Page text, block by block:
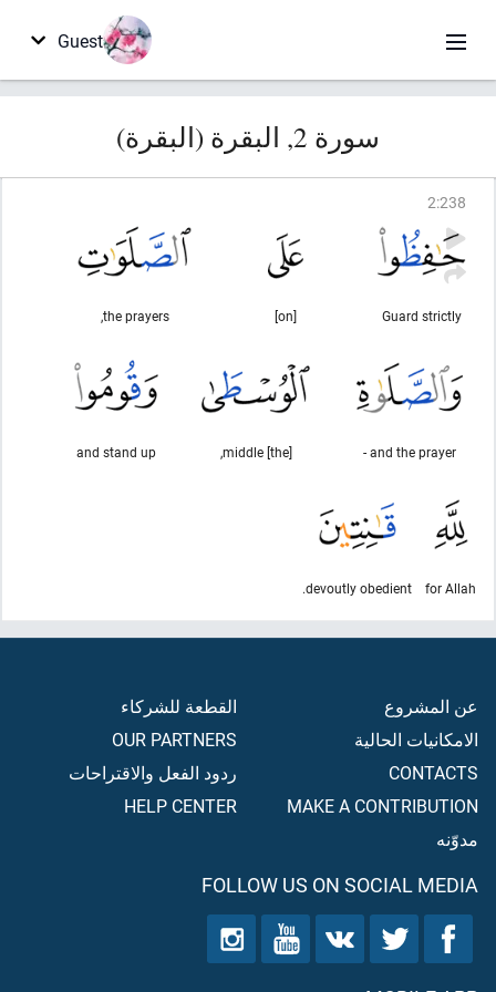
Guest
سورة 2, البقرة (البقرة)
2:238
Guard strictly
[on]
the prayers,
and the prayer -
[the] middle,
and stand up
for Allah
devoutly obedient.
عن المشروع
الامكانيات الحالية
CONTACTS
MAKE A CONTRIBUTION
مدوّنه
القطعة للشركاء
OUR PARTNERS
ردود الفعل والاقتراحات
HELP CENTER
FOLLOW US ON SOCIAL MEDIA